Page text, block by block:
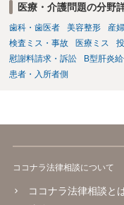
医療・介護問題の分野
歯科・歯医者 美容整形 産
検査ミス・事故
医療ミス
慰謝料請求・訴訟
B型肝炎
患者・入所者側
ココナラ法律相談について
ココナラ法律相談と